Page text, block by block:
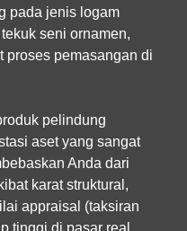
pada jenis logam
seni ornamen,
proses pemasangan di
pelindung
aset yang sangat
Anda dari
karat struktural,
appraisal (taksiran
tinggi di pasar real